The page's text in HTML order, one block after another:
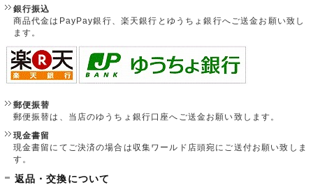
銀行振込
商品代金はPayPay銀行、楽天銀行とゆうちょ銀行へご送金お願い致し
ます。
郵便振替
郵便振替は、当店のゆうちょ銀行口座へご送金お願い致します。
現金書留
現金書留にてご決済の場合は収集ワールド店頭宛にご送付お願い致しま
す。
返品・交換について